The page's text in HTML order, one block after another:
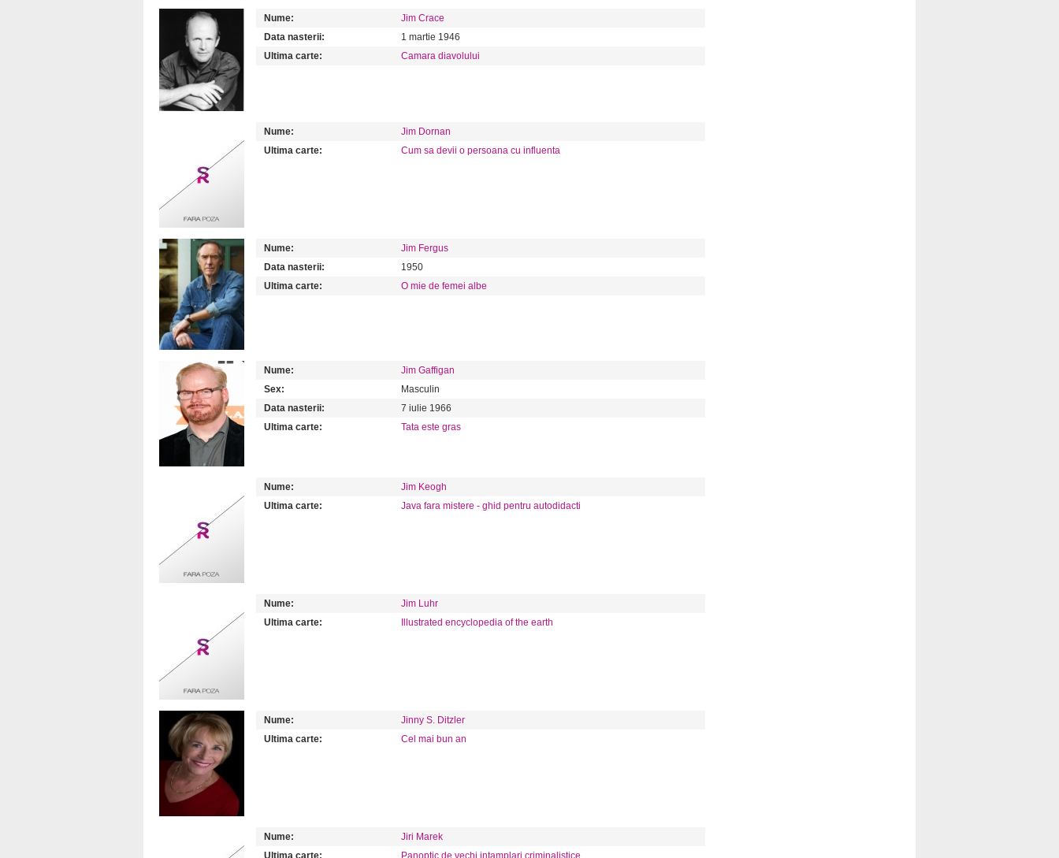
Nume:
Jim Crace
Data nasterii:
1 martie 1946
Ultima carte:
Camara diavolului
Nume:
Jim Dornan
Ultima carte:
Cum sa devii o persoana cu influenta
Nume:
Jim Fergus
Data nasterii:
1950
Ultima carte:
O mie de femei albe
Nume:
Jim Gaffigan
Sex:
Masculin
Data nasterii:
7 iulie 1966
Ultima carte:
Tata este gras
Nume:
Jim Keogh
Ultima carte:
Java fara mistere - ghid pentru autodidacti
Nume:
Jim Luhr
Ultima carte:
Illustrated encyclopedia of the earth
Nume:
Jinny S. Ditzler
Ultima carte:
Cel mai bun an
Nume:
Jiri Marek
Ultima carte:
Panoptic de vechi intamplari criminalistice